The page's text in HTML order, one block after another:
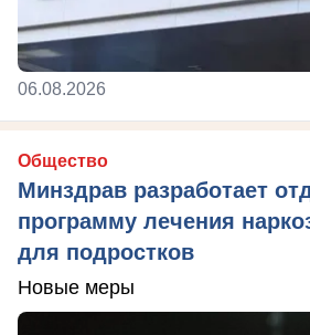
06.08.2026
Общество
Минздрав разработает
программу лечения
для подростков
Новые меры